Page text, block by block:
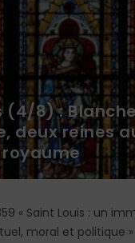
(4/8) :
deux reines
« Saint Louis : un
moral et politique »